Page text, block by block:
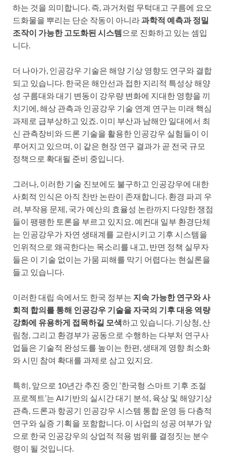
하는 것을 의미합니다. 즉, 과거처럼 무턱대고 구름에 요오
드화물을 뿌리는 단순 작동이 아니라과학적 예측과 정밀
조작이 가능한 고도화된 시스템 으로 진화하고 있는 셈입
니다.
더 나아가, 인공강우 기술은 해양 기상 영향도 연구와 결합
되고 있습니다. 한국은 해안선과 접한 지리적 특성상 해양
성 구름대와 대기 변동이 강우량 변화에 지대한 영향을 끼
치기에, 해상 관측과 인공강우 기술 연계 연구는 미래 핵심
과제로 급부상하고 있죠. 이미 부산과 남해안 일대에서 최
신 관측장비와 드론 기술을 활용한 인공강우 실험들이 이
루어지고 있으며, 이 같은 현장 연구 결과가 곧 전국 규모
정책으로 확대될 준비 중입니다.
그러나, 이러한 기술 진보에도 불구하고 인공강우에 대한
사회적 인식은 아직 찬반 논란이 존재합니다. 환경 파괴 우
려, 부작용 문제, 국가 예산의 효율성 논란까지 다양한 쟁점
들이 팽팽한 토론을 부르고 있지요. 예컨대 일부 환경단체
는 인공강우가 자연 생태계를 교란시키고 기후 시스템을
인위적으로 왜곡한다는 목소리를 내고, 반면 정책 실무자
들은 이 기술 없이는 가뭄 피해를 막기 어렵다는 현실론을
들고 있습니다.
이러한 대립 속에서도 한국 정부는 지속 가능한 연구와 사
회적 합의를 통해 인공강우 기술을 자국의 기후 대응 역량
강화에 유용하게 접목하길 모색하고 있습니다. 기상청, 산
림청, 그리고 환경부가 공동으로 수행하는 다부처 연구사
업들은 기술적 완성도를 높이는 한편, 생태계 영향 최소화
와 시민 참여 확대를 과제로 삼고 있지요.
특히, 앞으로 10년간 추진 중인 ‘한국형 스마트 기후 조절
프로젝트’는 AI기반의 실시간 대기 분석, 육상 및 해양기상
관측, 드론과 항공기 인공강우 시스템 통합 운영 등 다층적
연구와 실증 기획을 포함합니다. 이 사업의 성공 여부가 앞
으로 한국 인공강우의 상업적 적용 범위를 결정짓는 분수
령이 될 것입니다.